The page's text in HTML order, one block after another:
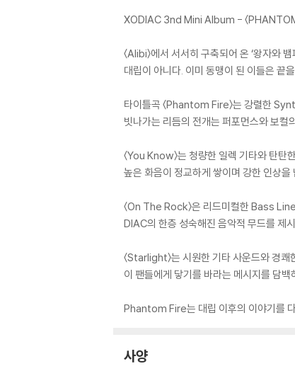
XODIAC 3nd Mini Album - 〈PHANTOM
〈Alibi〉에서 서서히 구축되어 온 ‘왕자
대립이 아니다. 이미 동맹이 된 이들은 끝
타이틀곡 〈Phantom Fire〉는 강렬한
빗나가는 리듬의 전개는 퍼포먼스와 보컬
〈You Know〉는 청량한 일렉 기타와 탄
높은 화음이 정교하게 쌓이며 강한 인상
〈On The Rock〉은 리드미컬한 Bass
DIAC의 한층 성숙해진 음악적 무드를 제
〈Starlight〉는 시원한 기타 사운드와 경
이 팬들에게 닿기를 바라는 메시지를 담백
Phantom Fire는 대립 이후의 이야기를
사양